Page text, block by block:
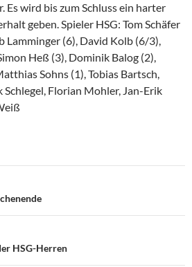
Es wird bis zum Schluss ein harter
geben. Spieler HSG: Tom Schäfer
Lamminger (6), David Kolb (6/3),
Heß (3), Dominik Balog (2),
Sohns (1), Tobias Bartsch,
Schlegel, Florian Mohler, Jan-Erik
HSG-Herren